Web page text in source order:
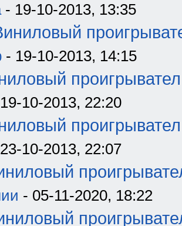
- 19-10-2013, 13:35
- 19-10-2013, 14:15
10-2013, 22:20
10-2013, 22:07
- 05-11-2020, 18:22